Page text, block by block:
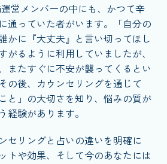
営メンバーの中にも、かつて辛
通っていた者がいます。「自分の
かに『大丈夫』と言い切ってほし
がるように利用していましたが、
またすぐに不安が襲ってくるとい
の後、カウンセリングを通じて
と」の大切さを知り、悩みの質が
経験があります。
セリングと占いの違いを明確に
トや効果、そして今のあなたには